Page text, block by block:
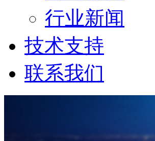
行业新闻
技术支持
联系我们